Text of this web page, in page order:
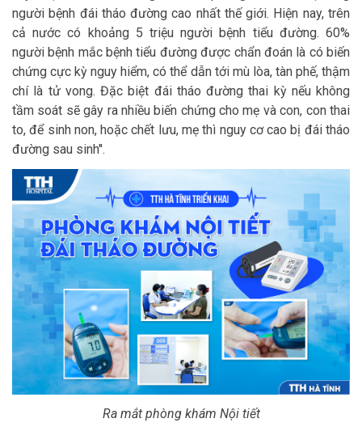
người bệnh đái tháo đường cao nhất thế giới. Hiện nay, trên
cả nước có khoảng 5 triệu người bệnh tiểu đường. 60%
người bệnh mắc bệnh tiểu đường được chẩn đoán là có biến
chứng cực kỳ nguy hiểm, có thể dẫn tới mù lòa, tàn phế, thậm
chí là tử vong. Đặc biệt đái tháo đường thai kỳ nếu không
tầm soát sẽ gây ra nhiều biến chứng cho mẹ và con, con thai
to, để sinh non, hoặc chết lưu, mẹ thì nguy cơ cao bị đái tháo
đường sau sinh''.
Ra mắt phòng khám Nội tiết